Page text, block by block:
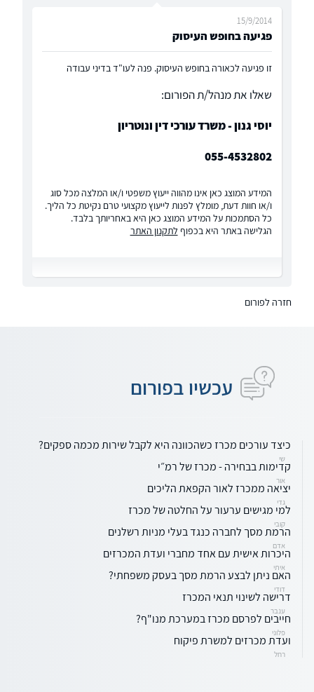
פגיעה בחופש העיסוק
15/9/2014
זו פגיעה לכאורה בחופש העיסוק. פנה לעו"ד בדיני עבודה
שאלו את מנהל/ת הפורום:
יוסי גנון - משרד עורכי דין ונוטריון
055-4532802
המידע המוצג כאן אינו מהווה ייעוץ משפטי ו/או המלצה מכל סוג
ו/או חוות דעת, מומלץ לפנות לייעוץ מקצועי טרם נקיטת כל הליך.
כל הסתמכות על המידע המוצג כאן היא באחריותך בלבד.
הגלישה באתר היא בכפוף לתקנון האתר
חזרה לפורום
עכשיו בפורום
כיצד עורכים מכרז כשהכוונה היא לקבל שירות מכמה ספקים?
שי
קדימות בבחירה - מכרז של רמ״י
אור
יציאה ממכרז לאור הקפאת הליכים
גדי
למי מגישים ערעור על החלטה של מכרז
קובי
הרמת מסך לחברה כנגד בעלי מניות רשלנים
אדם
היכרות אישית עם אחד מחברי ועדת המכרזים
איתי
האם ניתן לבצע הרמת מסך בעסק משפחתי?
דודי
דרישה לשינוי תנאי המכרז
ענבר
חייבים לפרסם מכרז במערכת מנו"ף?
פלוני
ועדת מכרזים למשרת פיקוח
רחל